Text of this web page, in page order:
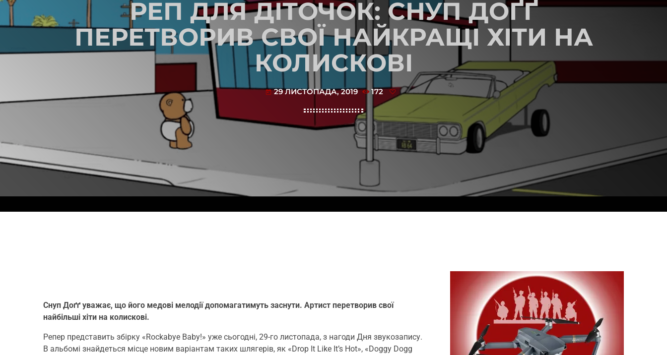
РЕП ДЛЯ ДІТОЧОК: СНУП ДОҐҐ
ПЕРЕТВОРИВ СВОЇ НАЙКРАЩІ ХІТИ НА
КОЛИСКОВІ
today 29 ЛИСТОПАДА, 2019 172
Снуп Доґґ уважає, що його медові мелодії допомагатимуть заснути. Артист перетворив свої
найбільші хіти на колискові.
Репер представить збірку «Rockabye Baby!» уже сьогодні, 29-го листопада, з нагоди Дня звукозапису.
В альбомі знайдеться місце новим варіантам таких шлягерів, як «Drop It Like It’s Hot», «Doggy Dogg